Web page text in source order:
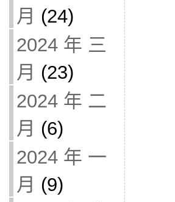
月 (24)
2024 年 三
月 (23)
2024 年 二
月 (6)
2024 年 一
月 (9)